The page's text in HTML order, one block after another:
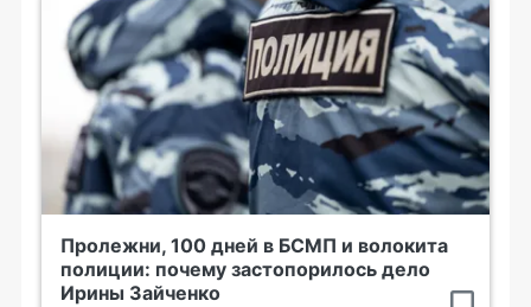
Пролежни, 100 дней в БСМП и волокита
полиции: почему застопорилось дело
Ирины Зайченко